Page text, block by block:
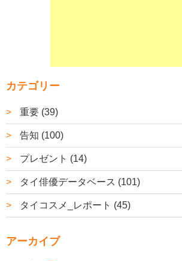
カテゴリー
重要 (39)
告知 (100)
プレゼント (14)
タイ俳優データベース (101)
タイコスメ_レポート (45)
アーカイブ